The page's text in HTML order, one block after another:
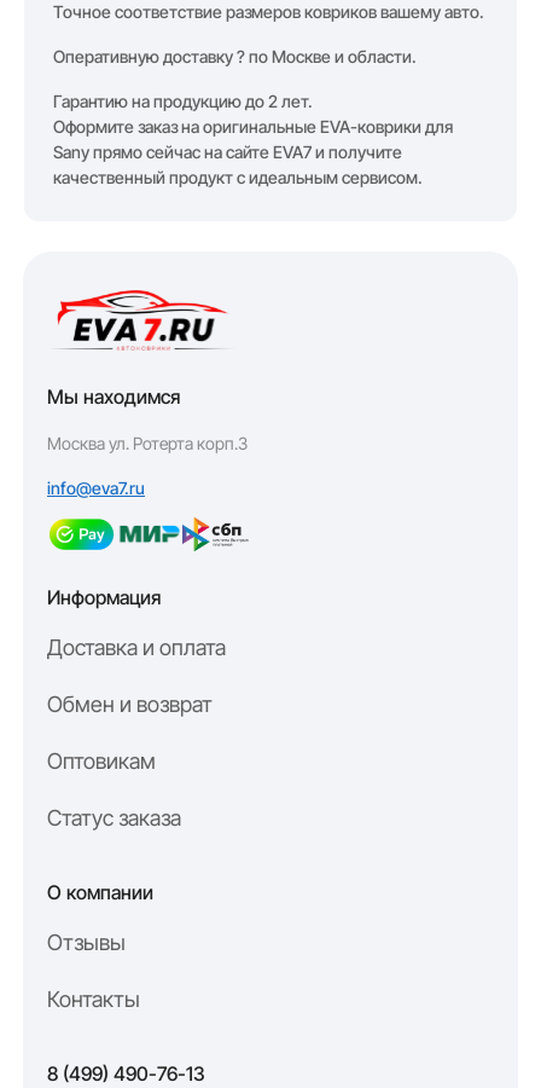
Точное соответствие размеров ковриков вашему авто.
Оперативную доставку ? по Москве и области.
Гарантию на продукцию до 2 лет.
Оформите заказ на оригинальные EVA-коврики для
Sany прямо сейчас на сайте EVA7 и получите
качественный продукт с идеальным сервисом.
Мы находимся
Москва ул. Ротерта корп.3
info@eva7.ru
Информация
Доставка и оплата
Обмен и возврат
Оптовикам
Статус заказа
О компании
Отзывы
Контакты
8 (499) 490-76-13